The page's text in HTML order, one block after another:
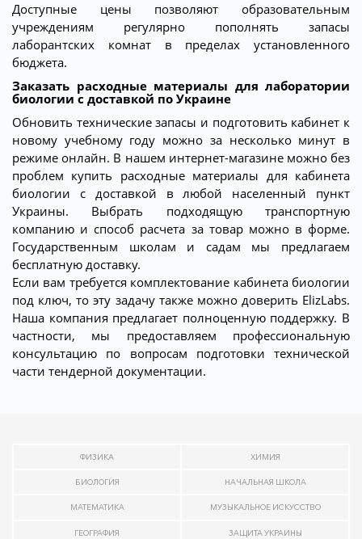
Доступные цены позволяют образовательным
учреждениям регулярно пополнять запасы
лаборантских комнат в пределах установленного
бюджета.
Заказать расходные материалы для лаборатории
биологии с доставкой по Украине
Обновить технические запасы и подготовить кабинет к
новому учебному году можно за несколько минут в
режиме онлайн. В нашем интернет-магазине можно без
проблем купить расходные материалы для кабинета
биологии с доставкой в любой населенный пункт
Украины. Выбрать подходящую транспортную
компанию и способ расчета за товар можно в форме.
Государственным школам и садам мы предлагаем
бесплатную доставку.
Если вам требуется комплектование кабинета биологии
под ключ, то эту задачу также можно доверить ElizLabs.
Наша компания предлагает полноценную поддержку. В
частности, мы предоставляем профессиональную
консультацию по вопросам подготовки технической
части тендерной документации.
ФИЗИКА ХИМИЯ
БИОЛОГИЯ НАЧАЛЬНАЯ ШКОЛА
МАТЕМАТИКА МУЗЫКАЛЬНОЕ ИСКУССТВО
ГЕОГРАФИЯ ЗАЩИТА УКРАИНЫ